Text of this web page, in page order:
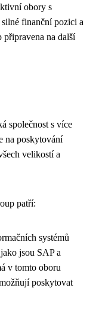
obory s
finanční pozici a
připravena na další
společnost s více
na poskytování
velikostí a
patří:
systémů
jsou SAP a
v tomto oboru
poskytovat